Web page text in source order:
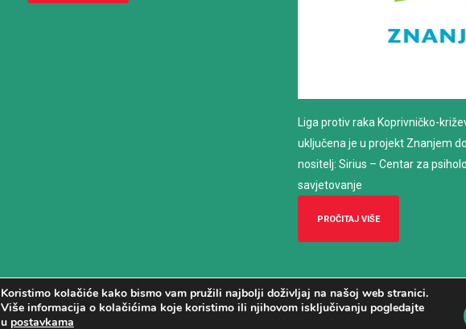
Koristimo kolačiće kako bismo vam pružili najbolji doživljaj na našoj web stranici.
Više informacija o kolačićima koje koristimo ili njihovom isključivanju pogledajte
u postavkama
Liga protiv raka Koprivničko-
uključena je u projekt Znanjem
nositelj: Sirius – Centar za
savjetovanje
PROČITAJ VIŠE